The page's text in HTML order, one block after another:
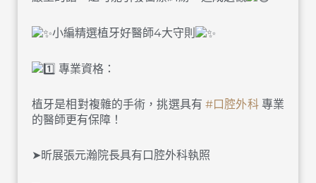
小編精選植牙好醫師4大守則
專業資格：
植牙是相對複雜的手術，挑選具有#口腔外科專業
的醫師更有保障！
➤昕展張元瀚院長具有口腔外科執照